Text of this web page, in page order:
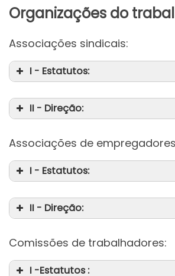
Organizações do
Associações sindicais:
I - Estatutos:
II - Direção:
Associações de
I - Estatutos:
II - Direção:
Comissões de trabalhadores:
I -Estatutos :